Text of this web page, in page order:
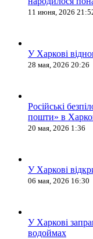
11 июня, 2026
У Харкові
28 мая, 2026 20:26
Російські
пошти» в
20 мая, 2026 1:36
У Харкові
06 мая, 2026 16:30
У Харкові
водоймах